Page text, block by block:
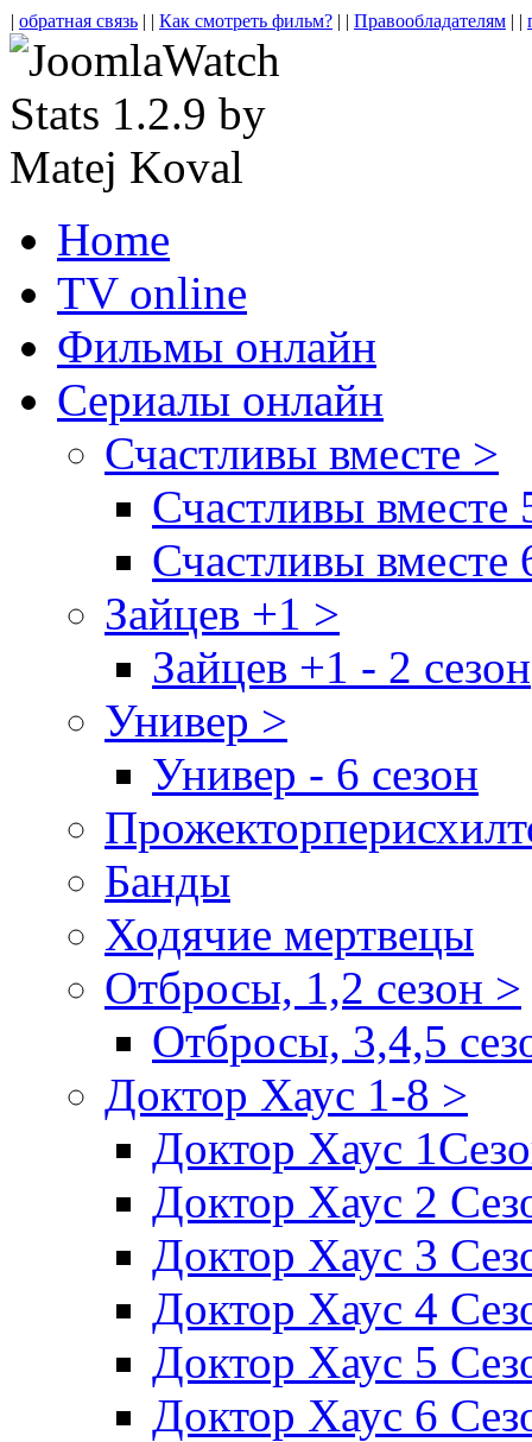
| обратная связь | | Как смотреть фильм? | | Правообладателям | |
Home
TV online
Фильмы онлайн
Сериалы онлайн
Счастливы вместе >
Счастливы вместе
Счастливы вместе
Зайцев +1 >
Зайцев +1 - 2 сезон
Универ >
Универ - 6 сезон
Банды
Ходячие мертвецы
Отбросы, 1,2 сезон >
Отбросы, 3,4,5
Доктор Хаус 1-8 >
Доктор Хаус
Доктор Хаус 2
Доктор Хаус 3
Доктор Хаус 4
Доктор Хаус 5
Доктор Хаус 6